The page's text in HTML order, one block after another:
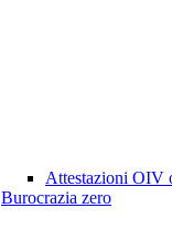
Attestazioni OIV
Burocrazia zero